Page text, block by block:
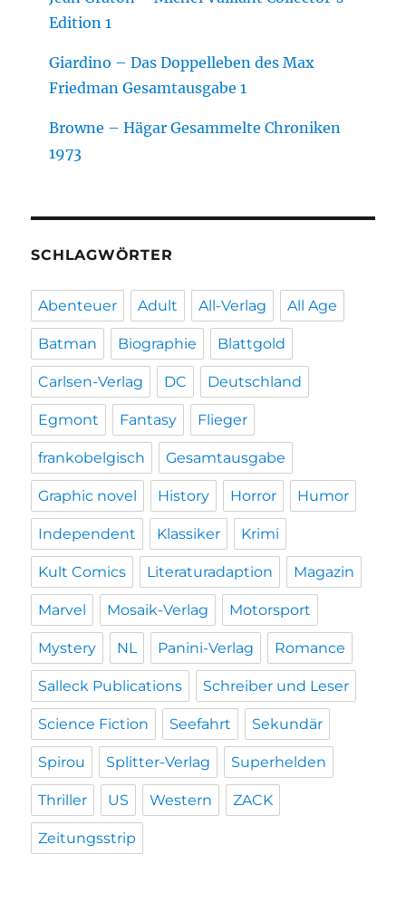
Edition 1
Giardino – Das Doppelleben des Max
Friedman Gesamtausgabe 1
Browne – Hägar Gesammelte Chroniken
1973
SCHLAGWÖRTER
Abenteuer Adult All-Verlag All Age
Batman Biographie Blattgold
Carlsen-Verlag DC Deutschland
Egmont Fantasy Flieger
frankobelgisch Gesamtausgabe
Graphic novel History Horror Humor
Independent Klassiker Krimi
Kult Comics Literaturadaption Magazin
Marvel Mosaik-Verlag Motorsport
Mystery NL Panini-Verlag Romance
Salleck Publications Schreiber und Leser
Science Fiction Seefahrt Sekundär
Spirou Splitter-Verlag Superhelden
Thriller US Western ZACK
Zeitungsstrip